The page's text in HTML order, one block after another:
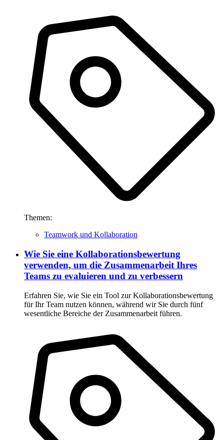
Themen:
Teamwork und Kollaboration
Wie Sie eine Kollaborationsbewertung
verwenden, um die Zusammenarbeit Ihres
Teams zu evaluieren und zu verbessern
Erfahren Sie, wie Sie ein Tool zur Kollaborationsbewertung
für Ihr Team nutzen können, während wir Sie durch fünf
wesentliche Bereiche der Zusammenarbeit führen.